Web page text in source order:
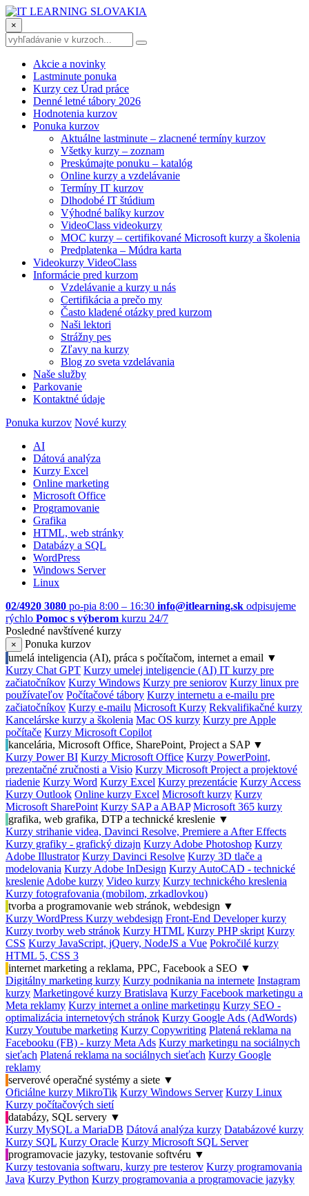
×
Akcie a novinky
Lastminute ponuka
Kurzy cez Úrad práce
Denné letné tábory 2026
Hodnotenia kurzov
Ponuka kurzov
Aktuálne lastminute – zlacnené termíny kurzov
Všetky kurzy – zoznam
Preskúmajte ponuku – katalóg
Online kurzy a vzdelávanie
Termíny IT kurzov
Dlhodobé IT štúdium
Výhodné balíky kurzov
VideoClass videokurzy
MOC kurzy – certifikované Microsoft kurzy a školenia
Predplatenka – Múdra karta
Videokurzy VideoClass
Informácie pred kurzom
Vzdelávanie a kurzy u nás
Certifikácia a prečo my
Často kladené otázky pred kurzom
Naši lektori
Strážny pes
Zľavy na kurzy
Blog zo sveta vzdelávania
Naše služby
Parkovanie
Kontaktné údaje
Ponuka kurzov Nové kurzy
AI
Dátová analýza
Kurzy Excel
Online marketing
Microsoft Office
Programovanie
Grafika
HTML, web stránky
Databázy a SQL
WordPress
Windows Server
Linux
02/4920 3080 po-pia 8:00 – 16:30 info@itlearning.sk odpisujeme
rýchlo Pomoc s výberom kurzu 24/7
Posledné navštívené kurzy
×
Ponuka kurzov
umelá inteligencia (AI), práca s počítačom, internet a email ▼
Kurzy Chat GPT Kurzy umelej inteligencie (AI) IT kurzy pre
začiatočníkov Kurzy Windows Kurzy pre seniorov Kurzy linux pre
používateľov Počítačové tábory Kurzy internetu a e-mailu pre
začiatočníkov Kurzy e-mailu Microsoft Kurzy Rekvalifikačné kurzy
Kancelárske kurzy a školenia Mac OS kurzy Kurzy pre Apple
počítače Kurzy Microsoft Copilot
kancelária, Microsoft Office, SharePoint, Project a SAP ▼
Kurzy Power BI Kurzy Microsoft Office Kurzy PowerPoint,
prezentačné zručnosti a Visio Kurzy Microsoft Project a projektové
riadenie Kurzy Word Kurzy Excel Kurzy prezentácie Kurzy Access
Kurzy Outlook Online kurzy Excel Microsoft kurzy Kurzy
Microsoft SharePoint Kurzy SAP a ABAP Microsoft 365 kurzy
grafika, web grafika, DTP a technické kreslenie ▼
Kurzy strihanie videa, Davinci Resolve, Premiere a After Effects
Kurzy grafiky - grafický dizajn Kurzy Adobe Photoshop Kurzy
Adobe Illustrator Kurzy Davinci Resolve Kurzy 3D tlače a
modelovania Kurzy Adobe InDesign Kurzy AutoCAD - technické
kreslenie Adobe kurzy Video kurzy Kurzy technického kreslenia
Kurzy fotografovania (mobilom, zrkadlovkou)
tvorba a programovanie web stránok, webdesign ▼
Kurzy WordPress Kurzy webdesign Front-End Developer kurzy
Kurzy tvorby web stránok Kurzy HTML Kurzy PHP skript Kurzy
CSS Kurzy JavaScript, jQuery, NodeJS a Vue Pokročilé kurzy
HTML 5, CSS 3
internet marketing a reklama, PPC, Facebook a SEO ▼
Digitálny marketing kurzy Kurzy podnikania na internete Instagram
kurzy Marketingové kurzy Bratislava Kurzy Facebook marketingu a
Meta reklamy Kurzy internet a online marketingu Kurzy SEO -
optimalizácia internetových stránok Kurzy Google Ads (AdWords)
Kurzy Youtube marketing Kurzy Copywriting Platená reklama na
Facebooku (FB) - kurzy Meta Ads Kurzy marketingu na sociálnych
sieťach Platená reklama na sociálnych sieťach Kurzy Google
reklamy
serverové operačné systémy a siete ▼
Oficiálne kurzy MikroTik Kurzy Windows Server Kurzy Linux
Kurzy počítačových sietí
databázy, SQL servery ▼
Kurzy MySQL a MariaDB Dátová analýza kurzy Databázové kurzy
Kurzy SQL Kurzy Oracle Kurzy Microsoft SQL Server
programovacie jazyky, testovanie softvéru ▼
Kurzy testovania softwaru, kurzy pre testerov Kurzy programovania
Java Kurzy Python Kurzy programovania a programovacie jazyky